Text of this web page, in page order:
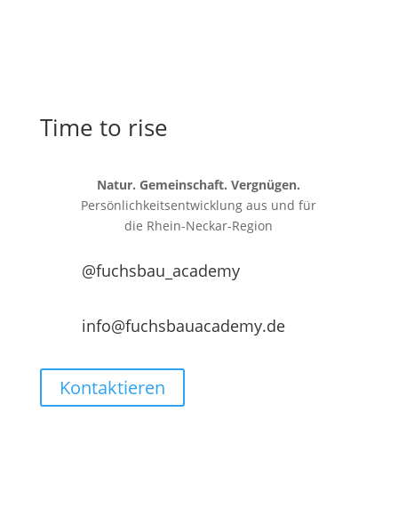
Time to rise
Natur. Gemeinschaft. Vergnügen.
Persönlichkeitsentwicklung aus und für
die Rhein-Neckar-Region
@fuchsbau_academy
info@fuchsbauacademy.de
Kontaktieren